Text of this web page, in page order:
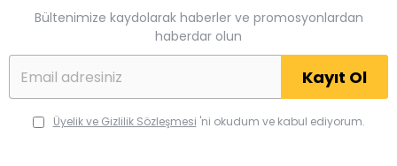
Bültenimize kaydolarak haberler ve promosyonlardan
haberdar olun
Kayıt Ol
Üyelik ve Gizlilik Sözleşmesi 'ni okudum ve kabul ediyorum.